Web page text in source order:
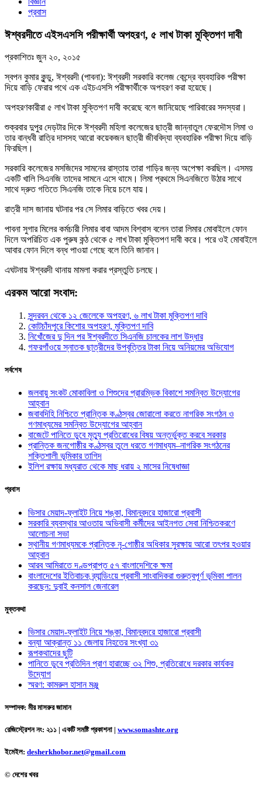
প্রবাস
ঈশ্বরদীতে এইসএসসি পরীক্ষার্থী অপহরণ, ৫ লাখ টাকা মুক্তিপণ দাবী
প্রকাশিতঃ জুন ২০, ২০১৫
স্বপন কুমার কুন্ডু, ঈশ্বরদী (পাবনা): ঈশ্বরদী সরকারি কলেজ কেন্দ্রে ব্যবহারিক পরীক্ষা
দিয়ে বাড়ি ফেরার পথে এক এইচএসসি পরীক্ষার্থীকে অপহরণ করা হয়েছে।
অপহরণকারীরা ৫ লাখ টাকা মুক্তিপণ দাবী করেছে বলে জানিয়েছে পারিবারের সদস্যরা।
শুক্রবার দুপুর দেড়টার দিকে ঈশ্বরদী মহিলা কলেজের ছাত্রী জান্নাতুল ফেরদৌস লিমা ও
তার বান্ধবী রাত্রি দাসসহ আরো কয়েকজন ছাত্রী জীববিদ্যা ব্যবহারিক পরীক্ষা দিয়ে বাড়ি
ফিরছিল।
সরকারি কলেজের মসজিদের সামনের রাস্তায় তারা গাড়ির জন্য অপেক্ষা করছিল। এসময়
একটি খালি সিএনজি তাদের সামনে এসে থামে। লিমা প্রথমে সিএনজিতে উঠার সাথে
সাথে দ্রুত গতিতে সিএনজি তাকে নিয়ে চলে যায়।
রাত্রী দাস জানায় ঘটনার পর সে লিমার বাড়িতে খবর দেয়।
পাবনা সুগার মিলের কর্মচারী লিমার বাবা আদম বিশ্বাস বলেন তারা লিমার মোবাইলে ফোন
দিলে অপরিচিত এক পুরুষ কন্ঠ থেকে ৫ লাখ টাকা মুক্তিপণ দাবী করে। পরে ওই মোবাইলে
আবার ফোন দিলে বন্ধ পাওয়া গেছে বলে তিনি জানান।
এঘটনায় ঈশ্বরদী থানায় মামলা করার প্রস্তুতি চলছে।
এরকম আরো সংবাদ:
সুন্দরবন থেকে ১২ জেলেকে অপহরণ, ৬ লাখ টাকা মুক্তিপণ দাবি
কোটচাঁদপুরে কিশোর অপহরণ, মুক্তিপণ দাবি
নিখোঁজের দু দিন পর ঈশ্বরদীতে সিএনজি চালকের লাশ উদ্ধার
গফরগাঁওয়ে স্নাতক ছাত্রীদের উপবৃত্তির টাকা নিয়ে অনিয়মের অভিযোগ
সর্বশেষ
জলবায়ু সংকট মোকাবিলা ও শিশুদের প্রারম্ভিক বিকাশে সমন্বিত উদ্যোগের
আহ্বান
জবাবদিহি নিশ্চিতে প্রান্তিক কণ্ঠস্বর জোরালো করতে নাগরিক সংগঠন ও
গণমাধ্যমের সমন্বিত উদ্যোগের আহ্বান
বাজেটে পানিতে ডুবে মৃত্যু প্রতিরোধের বিষয় অন্তর্ভুক্ত করবে সরকার
প্রান্তিক জনগোষ্ঠীর কণ্ঠস্বর তুলে ধরতে গণমাধ্যম–নাগরিক সংগঠনের
শক্তিশালী ভূমিকার তাগিদ
ইলিশ রক্ষায় মধ্যরাত থেকে মাছ ধরায় ২ মাসের নিষেধাজ্ঞা
প্রবাস
ভিসার মেয়াদ-ফ্লাইট নিয়ে শঙ্কা, বিমানবন্দরে হাজারো প্রবাসী
সরকারি ব্যবস্থার আওতায় অভিবাসী কর্মীদের আইনগত সেবা নিশ্চিতকরণে
আলোচনা সভা
স্থানীয় গণমাধ্যমকে প্রান্তিক নৃ-গোষ্ঠীর অধিকার সুরক্ষায় আরো তৎপর হওয়ার
আহ্বান
আরব আমিরাতে দণ্ডপ্রাপ্ত ৫৭ বাংলাদেশিকে ক্ষমা
বাংলাদেশের ইতিবাচক ব্র্যান্ডিংয়ে প্রবাসী সাংবাদিকরা গুরুত্বপূর্ণ ভূমিকা পালন
করছেন: দুবাই কনসাল জেনারেল
মুক্তকথা
ভিসার মেয়াদ-ফ্লাইট নিয়ে শঙ্কা, বিমানবন্দরে হাজারো প্রবাসী
বন্যা আক্রান্ত ১১ জেলায় নিহতের সংখ্যা ৩১
রূপকথাদের ছুটি
পানিতে ডুবে প্রতিদিন প্রাণ হারাচ্ছে ৩২ শিশু, প্রতিরোধে দরকার কার্যকর
উদ্যোগ
স্মরণ: কামরুল হাসান মঞ্জু
সম্পাদক: মীর মাসরুর জামান
রেজিস্ট্রেশন নং: ২১১ | একটি সমষ্টি প্রকাশনা | www.somashte.org
ইমেইল: desherkhobor.net@gmail.com
© দেশের খবর